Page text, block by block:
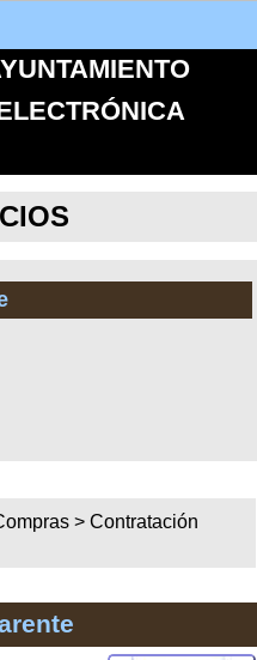
>Contratación